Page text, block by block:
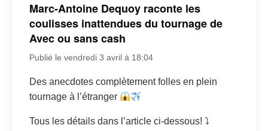
Marc-Antoine Dequoy raconte les
coulisses inattendues du tournage de
Avec ou sans cash
Publié le vendredi 3 avril à 18:04
Des anecdotes complètement folles en plein
tournage à l’étranger
Tous les détails dans l’article ci-dessous! ⤵